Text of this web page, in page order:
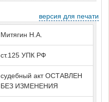
версия для печати
Митягин Н.А.
ст.125 УПК РФ
судебный акт ОСТАВЛЕН
БЕЗ ИЗМЕНЕНИЯ